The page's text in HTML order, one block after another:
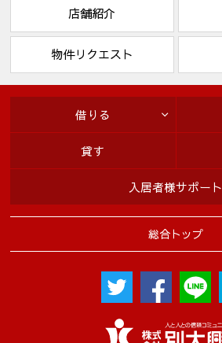
店舗紹介
物件リクエスト
総合トップ
借りる
貸す
入居者様サポート